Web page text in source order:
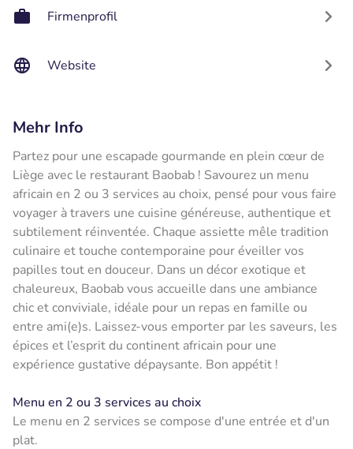
Firmenprofil
Website
Mehr Info
Partez pour une escapade gourmande en plein cœur de
Liège avec le restaurant Baobab ! Savourez un menu
africain en 2 ou 3 services au choix, pensé pour vous faire
voyager à travers une cuisine généreuse, authentique et
subtilement réinventée. Chaque assiette mêle tradition
culinaire et touche contemporaine pour éveiller vos
papilles tout en douceur. Dans un décor exotique et
chaleureux, Baobab vous accueille dans une ambiance
chic et conviviale, idéale pour un repas en famille ou
entre ami(e)s. Laissez-vous emporter par les saveurs, les
épices et l’esprit du continent africain pour une
expérience gustative dépaysante. Bon appétit !
Menu en 2 ou 3 services au choix
Le menu en 2 services se compose d'une entrée et d'un
plat.